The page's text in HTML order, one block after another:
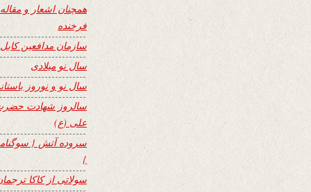
همچنان اشعار و
فرخنده
سازمان مدافعین کابل
سال نو میلادی
سال نو و نوروز
سالروز شهادت حضرت
علی (ع)
سروده آتش {
}
سولاتی از کاکا